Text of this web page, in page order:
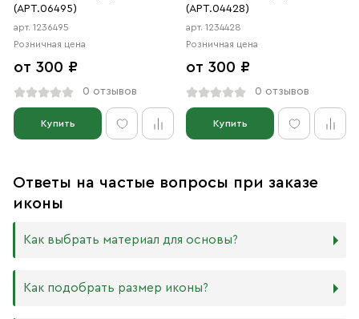
(АРТ.06495)
арт. 1236495
Розничная цена
от 300 ₽
0 отзывов
Купить
(АРТ.04428)
арт. 1234428
Розничная цена
от 300 ₽
0 отзывов
Купить
Ответы на частые вопросы при заказе
иконы
Как выбрать материал для основы?
Мы изготавливаем иконы на трёх разных видах досок:
Как подобрать размер иконы?